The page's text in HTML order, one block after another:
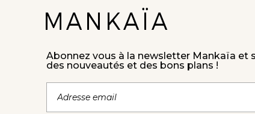
Abonnez vous à la newsletter Mankaïa et
des nouveautés et des bons plans !